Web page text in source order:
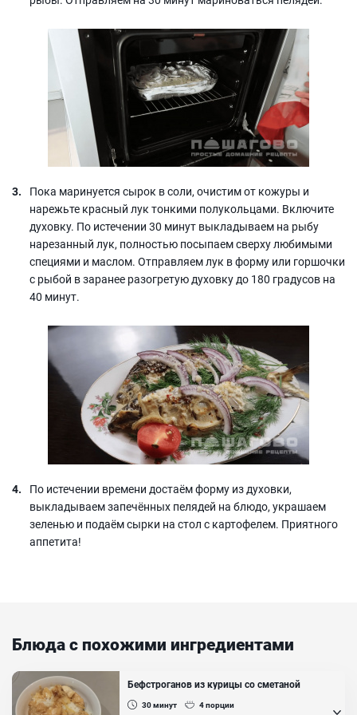
Пока маринуется сырок в соли, очистим от кожуры и
нарежьте красный лук тонкими полукольцами. Включите
духовку. По истечении 30 минут выкладываем на рыбу
нарезанный лук, полностью посыпаем сверху любимыми
специями и маслом. Отправляем лук в форму или горшочки
с рыбой в заранее разогретую духовку до 180 градусов на
40 минут.
По истечении времени достаём форму из духовки,
выкладываем запечённых пелядей на блюдо, украшаем
зеленью и подаём сырки на стол с картофелем. Приятного
аппетита!
Блюда с похожими ингредиентами
Бефстроганов из курицы со сметаной
30минут 4порции